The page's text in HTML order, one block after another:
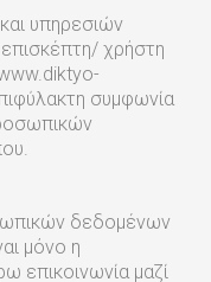
υπηρεσιών
χρήστη
συμφωνία
δεδομένων
μόνο η
επικοινωνία μαζί